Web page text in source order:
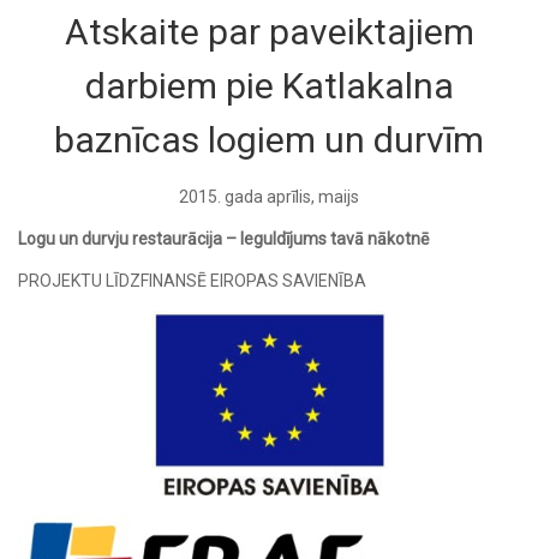
Atskaite par paveiktajiem
darbiem pie Katlakalna
baznīcas logiem un durvīm
2015. gada aprīlis, maijs
Logu un durvju restaurācija – Ieguldījums tavā nākotnē
PROJEKTU LĪDZFINANSĒ EIROPAS SAVIENĪBA